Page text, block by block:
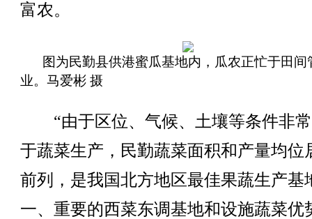
富农。
图为民勤县供港蜜瓜基地内，瓜农正忙于田间
业。马爱彬 摄
“由于区位、气候、土壤等条件非
于蔬菜生产，民勤蔬菜面积和产量均位
前列，是我国北方地区最佳果蔬生产基
一、重要的西菜东调基地和设施蔬菜优